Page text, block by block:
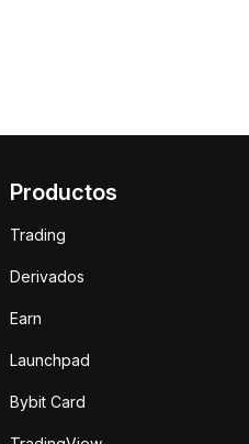
Productos
Trading
Derivados
Earn
Launchpad
Bybit Card